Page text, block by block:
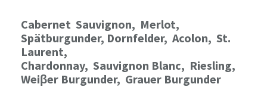
Cabernet Sauvignon, Merlot,
Spätburgunder, Dornfelder, Acolon, St.
Laurent,
Chardonnay, Sauvignon Blanc, Riesling,
Weiβer Burgunder, Grauer Burgunder